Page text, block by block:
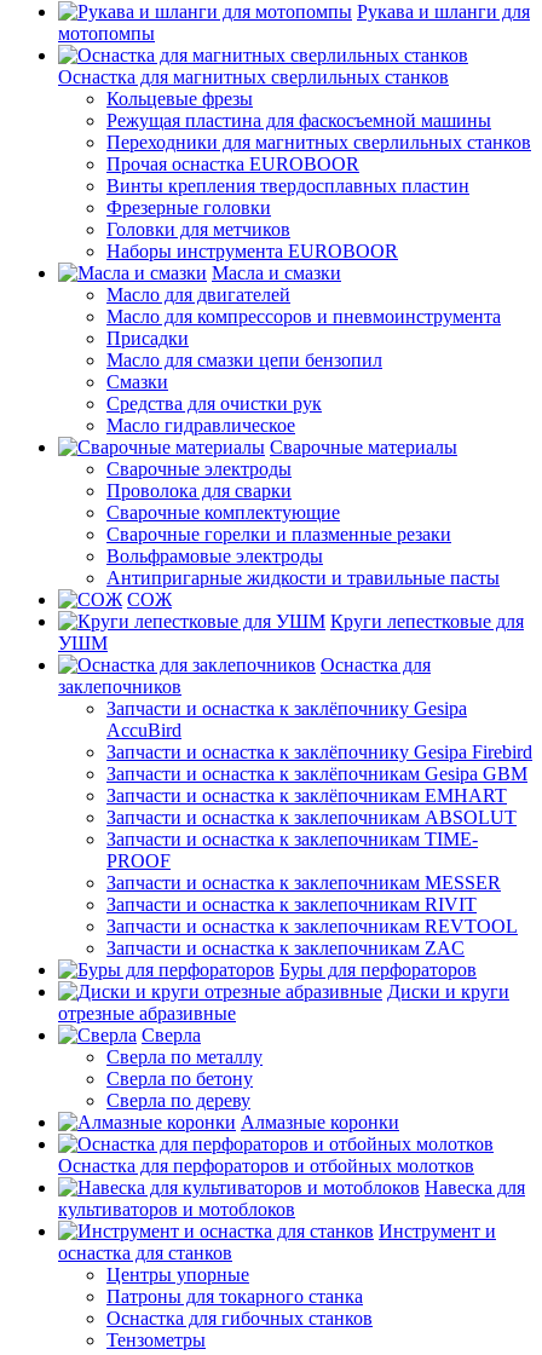
Рукава и шланги для
мотопомпы
Оснастка для магнитных сверлильных станков
Кольцевые фрезы
Режущая пластина для фаскосъемной машины
Переходники для магнитных сверлильных станков
Прочая оснастка EUROBOOR
Винты крепления твердосплавных пластин
Фрезерные головки
Головки для метчиков
Наборы инструмента EUROBOOR
Масла и смазки
Масло для двигателей
Масло для компрессоров и пневмоинструмента
Присадки
Масло для смазки цепи бензопил
Смазки
Средства для очистки рук
Масло гидравлическое
Сварочные материалы
Сварочные электроды
Проволока для сварки
Сварочные комплектующие
Сварочные горелки и плазменные резаки
Вольфрамовые электроды
Антипригарные жидкости и травильные пасты
СОЖ
Круги лепестковые для
УШМ
Оснастка для
заклепочников
Запчасти и оснастка к заклёпочнику Gesipa
AccuBird
Запчасти и оснастка к заклёпочнику Gesipa Firebird
Запчасти и оснастка к заклёпочникам Gesipa GBM
Запчасти и оснастка к заклёпочникам EMHART
Запчасти и оснастка к заклепочникам ABSOLUT
Запчасти и оснастка к заклепочникам TIME-
PROOF
Запчасти и оснастка к заклепочникам MESSER
Запчасти и оснастка к заклепочникам RIVIT
Запчасти и оснастка к заклепочникам REVTOOL
Запчасти и оснастка к заклепочникам ZAC
Буры для перфораторов
Диски и круги
отрезные абразивные
Сверла
Сверла по металлу
Сверла по бетону
Сверла по дереву
Алмазные коронки
Оснастка для перфораторов и отбойных молотков
Навеска для
культиваторов и мотоблоков
Инструмент и
оснастка для станков
Центры упорные
Патроны для токарного станка
Оснастка для гибочных станков
Тензометры